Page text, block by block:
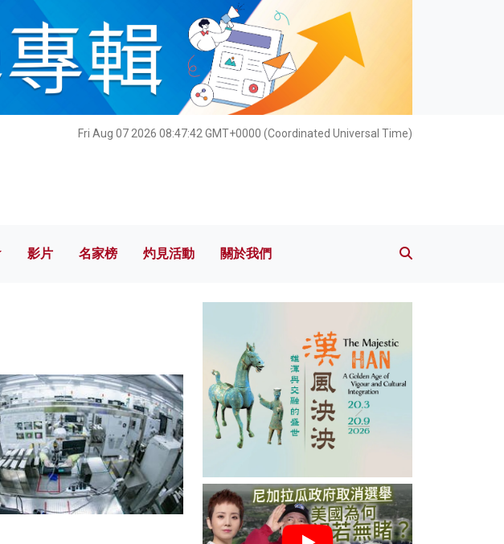
Fri Aug 07 2026 08:47:43 GMT+0000 (Coordinated Universal Time)
影片 名家榜 灼見活動 關於我們
影片 名家榜 灼見活動 關於我們